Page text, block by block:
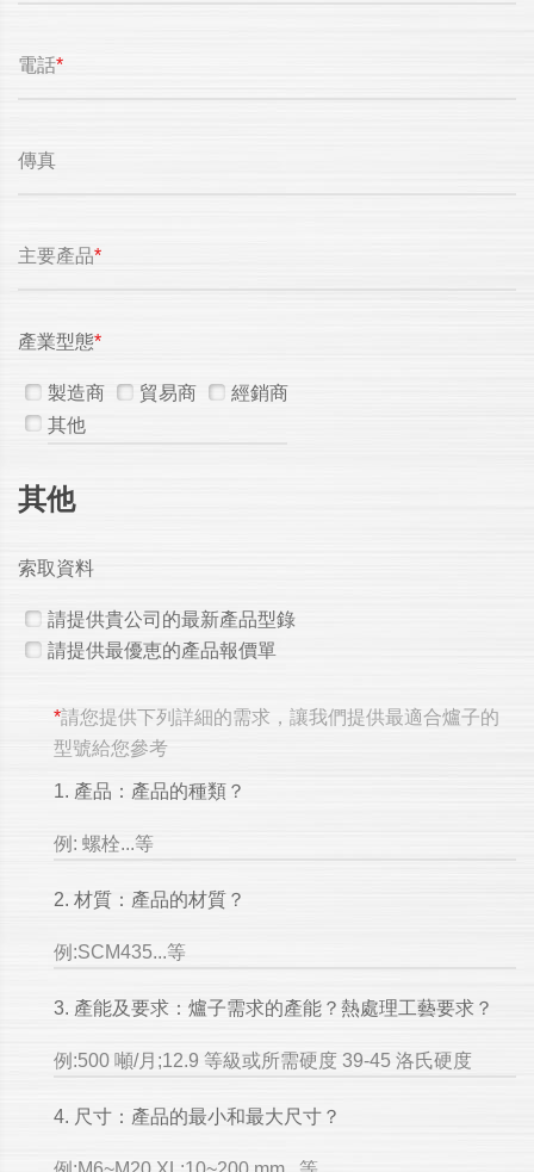
電話*
傳真
主要產品*
產業型態*
製造商 貿易商 經銷商
其他
索取資料
請提供貴公司的最新產品型錄
請提供最優恵的產品報價單
*請您提供下列詳細的需求，讓我們提供最適合爐子的
型號給您參考
1. 產品：產品的種類？
例: 螺栓...等
2. 材質：產品的材質？
例:SCM435...等
3. 產能及要求：爐子需求的產能？熱處理工藝要求？
例:500 噸/月;12.9 等級或所需硬度 39-45 洛氏硬度
4. 尺寸：產品的最小和最大尺寸？